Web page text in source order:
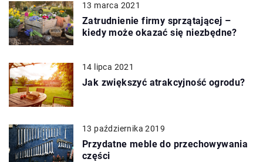
13 marca 2021
Zatrudnienie firmy sprzątającej –
kiedy może okazać się niezbędne?
14 lipca 2021
Jak zwiększyć atrakcyjność ogrodu?
13 października 2019
Przydatne meble do przechowywania
części